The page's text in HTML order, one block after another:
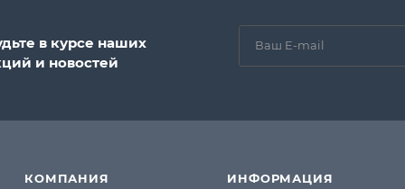
в курсе наших
и новостей
КОМПАНИЯ ИНФОРМАЦИЯ